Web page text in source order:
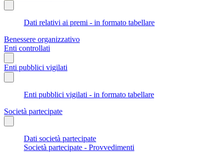
Dati relativi ai premi - in formato tabellare
Benessere organizzativo
Enti controllati
Enti pubblici vigilati
Enti pubblici vigilati - in formato tabellare
Società partecipate
Dati società partecipate
Società partecipate - Provvedimenti